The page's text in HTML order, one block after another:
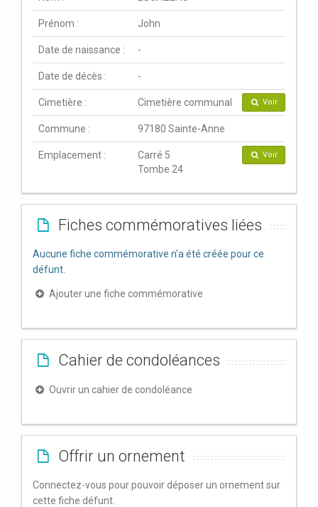
Prénom : John
Date de naissance : -
Date de décès : -
Cimetière : Cimetière communal Voir
Commune : 97180 Sainte-Anne
Emplacement :
Carré 5
Tombe 24
Voir
Fiches commémoratives liées
Aucune fiche commémorative n'a été créée pour ce
défunt.
Ajouter une fiche commémorative
Cahier de condoléances
Ouvrir un cahier de condoléance
Offrir un ornement
Connectez-vous pour pouvoir déposer un ornement sur
cette fiche défunt.